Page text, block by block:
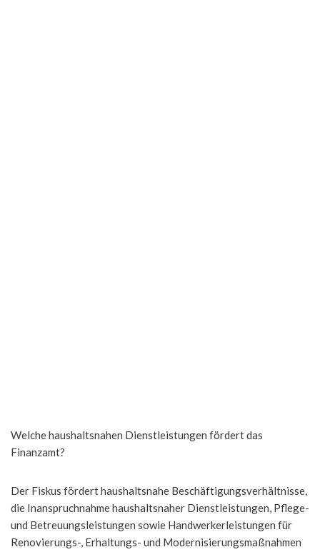
Welche haushaltsnahen Dienstleistungen fördert das
Finanzamt?
Der Fiskus fördert haushaltsnahe Beschäftigungsverhältnisse,
die Inanspruchnahme haushaltsnaher Dienstleistungen, Pflege-
und Betreuungsleistungen sowie Handwerkerleistungen für
Renovierungs-, Erhaltungs- und Modernisierungsmaßnahmen